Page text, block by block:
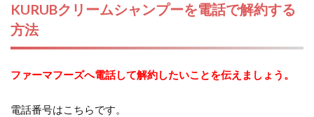
KURUBクリームシャンプーを電話で解約する
方法
ファーマフーズへ電話して解約したいことを伝えましょう。
電話番号はこちらです。